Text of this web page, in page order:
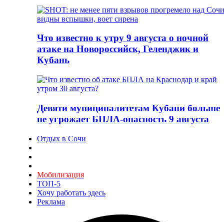
Что известно к утру 9 августа о ночной
атаке на Новороссийск, Геленджик и
Кубань
Девяти муниципалитетам Кубани больше
не угрожает БПЛА-опасность 9 августа
Отдых в Сочи
Мобилизация
ТОП-5
Хочу работать здесь
Реклама